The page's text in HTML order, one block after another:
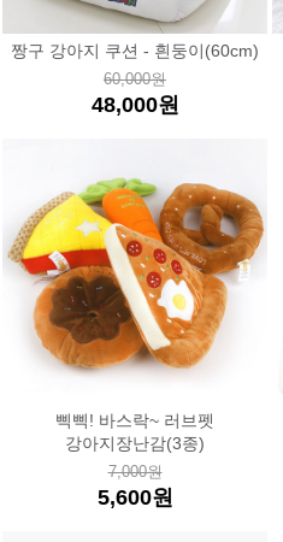
짱구 강아지 쿠션 - 흰둥이(60cm)
60,000원
48,000원
삑삑! 바스락~ 러브펫
강아지장난감(3종)
7,000원
5,600원